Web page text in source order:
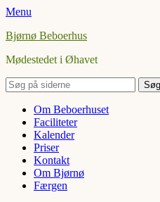
Menu
Bjørnø Beboerhus
Mødestedet i Øhavet
Søg
efter:
Primær
Menu
Spring
indhold
Om Beboerhuset
Faciliteter
Kalender
Priser
Kontakt
Om Bjørnø
Færgen